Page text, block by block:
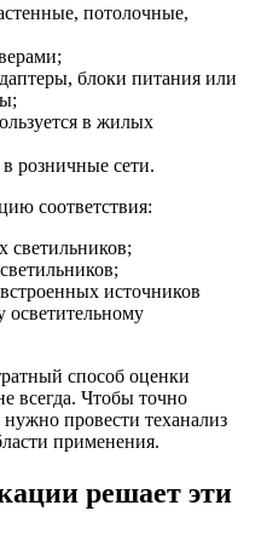
потолочные,
блоки питания или
в жилых
розничные сети.
соответствия:
источников
осветительному
способ оценки
всегда. Чтобы точно
провести теханализ
применения.
решает эти